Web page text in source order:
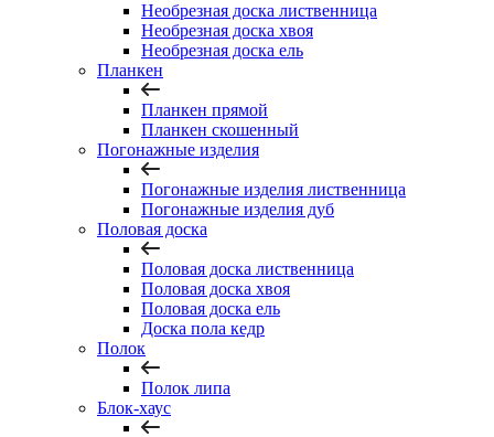
Необрезная доска лиственница
Необрезная доска хвоя
Необрезная доска ель
Планкен
Планкен прямой
Планкен скошенный
Погонажные изделия
Погонажные изделия лиственница
Погонажные изделия дуб
Половая доска
Половая доска лиственница
Половая доска хвоя
Половая доска ель
Доска пола кедр
Полок
Полок липа
Блок-хаус